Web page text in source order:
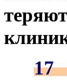
17